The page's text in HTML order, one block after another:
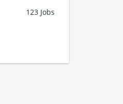
123 Jobs